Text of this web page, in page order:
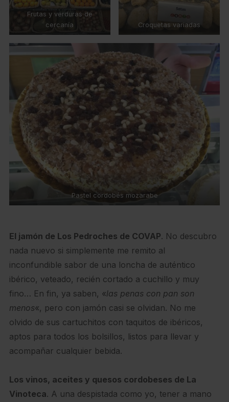
Frutas y verduras de
cercanía
Croquetas variadas
Pastel cordobés mozarabe
El jamón de Los Pedroches de COVAP. No descubro
nada nuevo si simplemente me remito al
inconfundible sabor de una loncha de auténtico
ibérico, veteado, recién cortado a cuchillo y muy
fino… En fin, ya saben, «las penas con pan son
menos«, pero con jamón casi se olvidan. No me
olvido de sus cartuchitos con taquitos de ibéricos,
aptos para todos los bolsillos, listos para llevar y
acompañar cualquier bebida.
Los vinos, aceites y quesos cordobeses de La
Vinoteca. A una despistada como yo, tener a mano